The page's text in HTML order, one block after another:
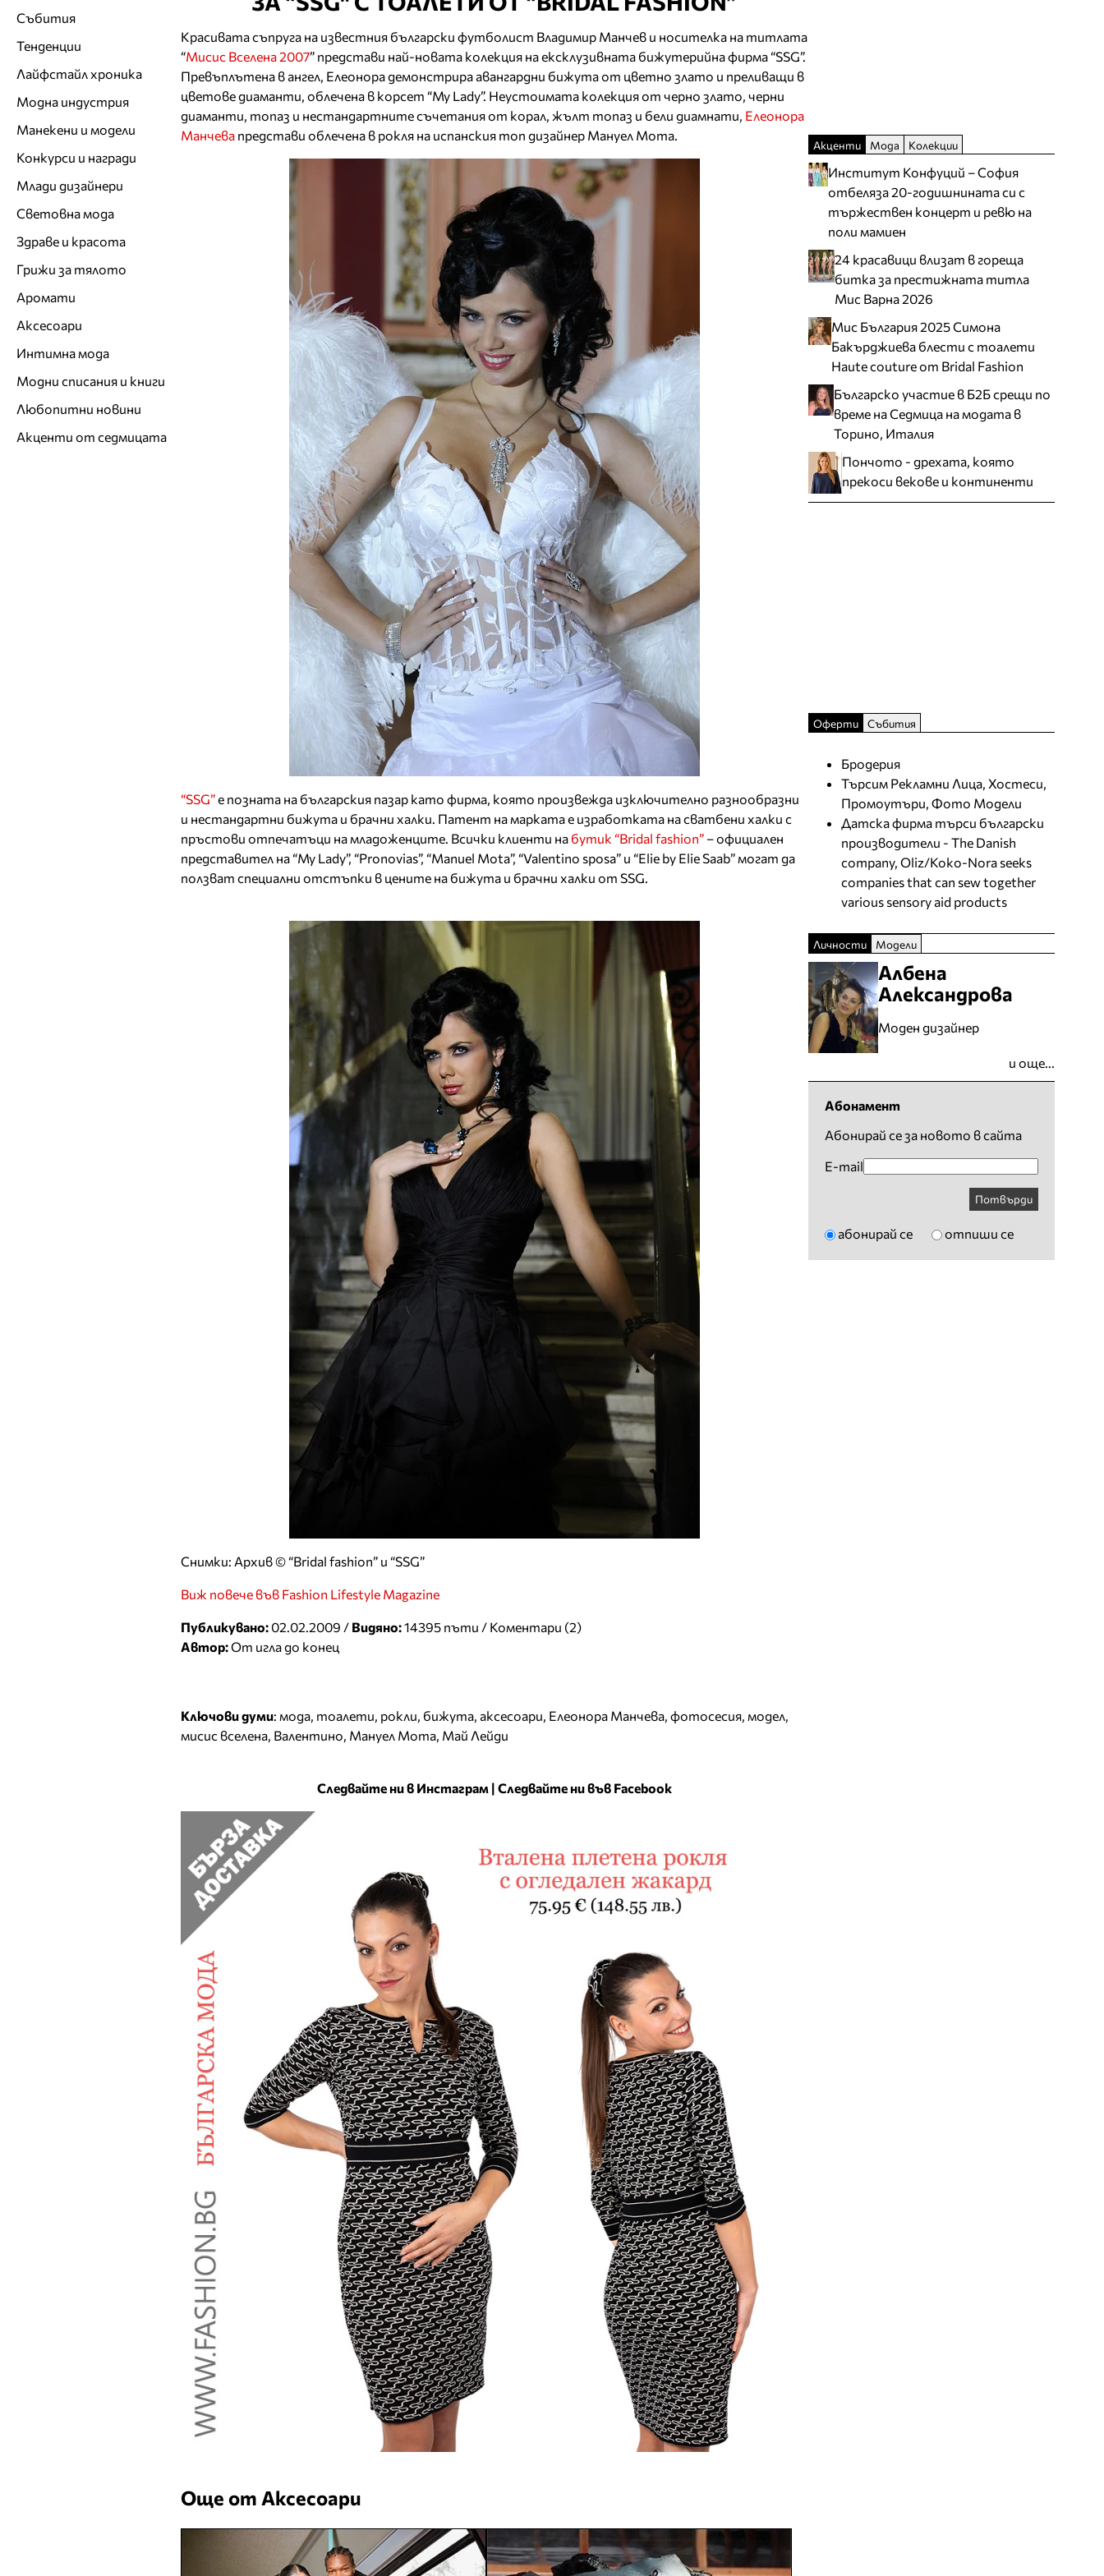
Красивата съпруга на известния български футболист Владимир Манчев и носителка на титлата
“Мисис Вселена 2007” представи най-новата колекция на ексклузивната бижутерийна фирма “SSG”.
Превъплътена в ангел, Елеонора демонстрира авангардни бижута от цветно злато и преливащи в
цветове диаманти, облечена в корсет “My Lady”. Неустоимата колекция от черно злато, черни
диаманти, топаз и нестандартните съчетания от корал, жълт топаз и бели диамнати, Елеонора
Манчева представи облечена в рокля на испанския топ дизайнер Мануел Мота.
“SSG”е позната на българския пазар като фирма, която произвежда изключително разнообразни
и нестандартни бижута и брачни халки. Патент на марката е изработката на сватбени халки с
пръстови отпечатъци на младоженците. Всички клиенти на бутик “Bridal fashion” – официален
представител на “My Lady”, “Pronovias”, “Manuel Mota”, “Valentino sposa” и “Elie by Elie Saab” могат да
ползват специални отстъпки в цените на бижута и брачни халки от SSG.
Снимки: Архив © “Bridal fashion” и “SSG”
Виж повече във Fashion Lifestyle Magazine
Публикувано: 02.02.2009 / Видяно:14395 пъти / Коментари (2)
Автор:От игла до конец
Ключови думи: мода тоалети рокли бижута аксесоари Елеонора Манчева фотосесия модел
мисис вселена Валентино Мануел Мота Май Лейди
Следвайте ни в Инстаграм | Следвайте ни във Facebook
Още от Аксесоари
Събития
Тенденции
Лайфстайл хроника
Модна индустрия
Манекени и модели
Конкурси и награди
Млади дизайнери
Световна мода
Здраве и красота
Грижи за тялото
Аромати
Аксесоари
Интимна мода
Модни списания и книги
Любопитни новини
Акценти от седмицата
Акценти Мода Колекции
Институт Конфуций – София
отбеляза 20-годишнината си с
тържествен концерт и ревю на
поли мамиен
24 красавици влизат в гореща
битка за престижната титла
Мис Варна 2026
Мис България 2025 Симона
Бакърджиева блести с тоалети
Haute couture от Bridal Fashion
Българско участие в Б2Б срещи по
време на Седмица на модата в
Торино, Италия
Пончото - дрехата, която
прекоси векове и континенти
Оферти Събития
Бродерия
Търсим Рекламни Лица, Хостеси,
Промоутъри, Фото Модели
Датска фирма търси български
производители - The Danish
company, Oliz/Koko-Nora seeks
companies that can sew together
various sensory aid products
Личности Модели
Албена
Александрова
Моден дизайнер
и още...
Абонамент
Абонирай се за новото в сайта
E-mail
Потвърди
абонирай се отпиши се